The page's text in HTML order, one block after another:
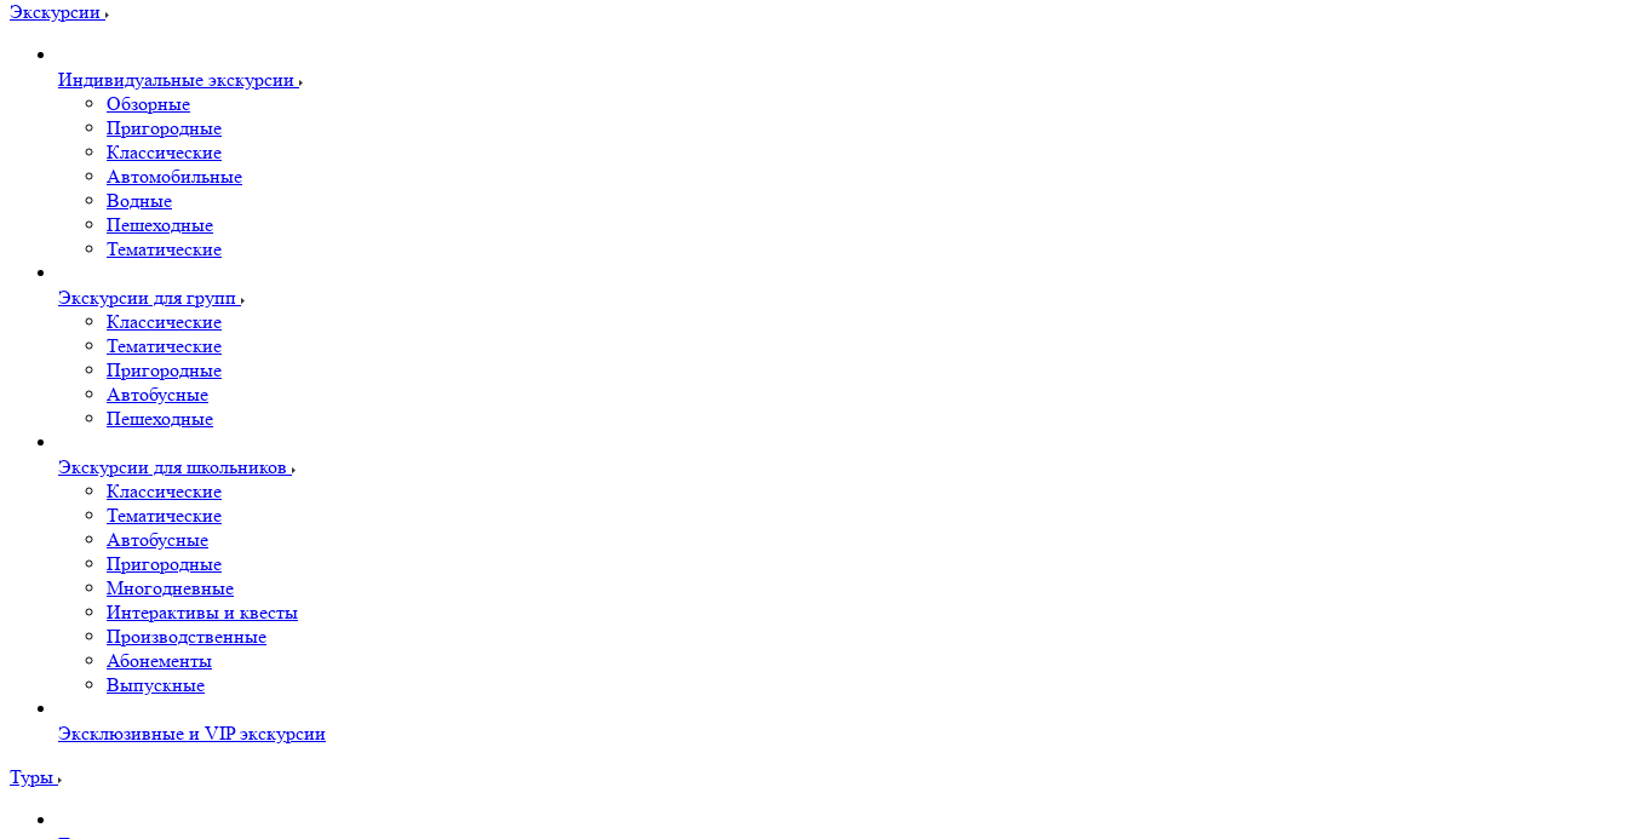
Экскурсии
Индивидуальные экскурсии
Обзорные
Пригородные
Классические
Автомобильные
Водные
Пешеходные
Тематические
Экскурсии для групп
Классические
Тематические
Пригородные
Автобусные
Пешеходные
Экскурсии для школьников
Классические
Тематические
Автобусные
Пригородные
Многодневные
Интерактивы и квесты
Производственные
Абонементы
Выпускные
Эксклюзивные и VIP экскурсии
Туры